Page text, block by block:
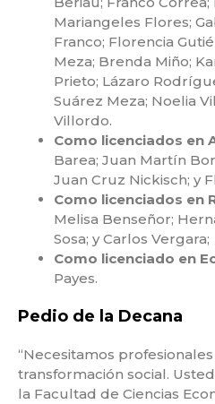
Mariangeles Flores;
Franco; Florencia
Meza; Brenda Miño;
Prieto; Lázaro
Suárez Meza; Noelia
Villordo.
Como licenciados en
Barea; Juan Martín
Juan Cruz Nickisch; y
Como licenciados en
Melisa Benseñor;
Sosa; y Carlos Vergara;
Como licenciado en
Payes.
Pedio de la Decana
“Necesitamos
transformación social.
la Facultad de Ciencias